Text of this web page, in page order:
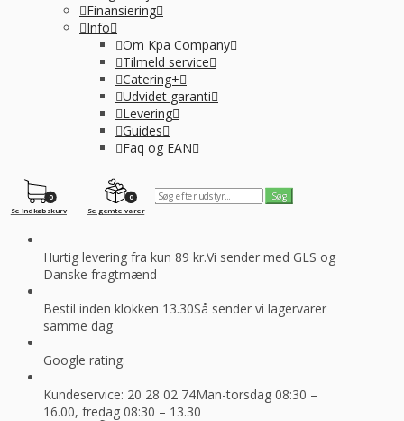
Finansiering
Info
Om Kpa Company
Tilmeld service
Catering+
Udvidet garanti
Levering
Guides
Faq og EAN
0
Se gemte varer
0
Se indkøbskurv
Hurtig levering fra kun 89 kr.Vi sender med GLS og
Danske fragtmænd
Bestil inden klokken 13.30Så sender vi lagervarer
samme dag
Google rating:
Kundeservice: 20 28 02 74Man-torsdag 08:30 –
16.00, fredag 08:30 – 13.30